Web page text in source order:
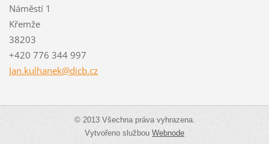
Náměstí 1
Křemže
38203
+420 776 344 997
Jan.kulhanek@dicb.cz
© 2013 Všechna práva vyhrazena.
Vytvořeno službouWebnode